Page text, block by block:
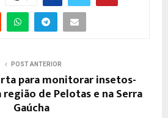
POST ANTERIOR
para monitorar insetos-
de Pelotas e na Serra
Gaúcha